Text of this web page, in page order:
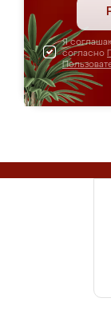
Я
согласно